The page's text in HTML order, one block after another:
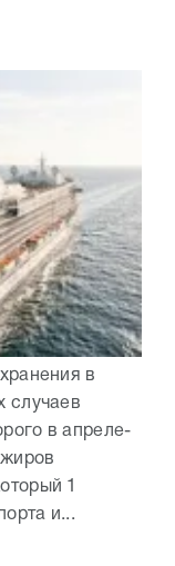
в
случаев
в апреле-
1
и...